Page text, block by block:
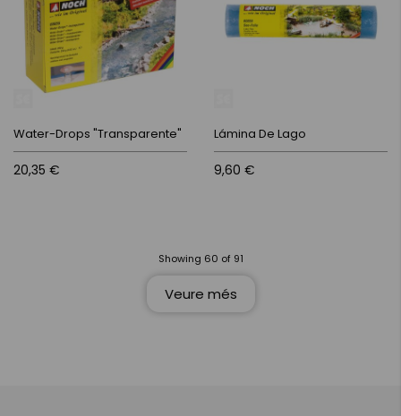
Water-Drops "Transparente"
20,35 €
Lámina De Lago
9,60 €
Showing 60 of 91
Veure més